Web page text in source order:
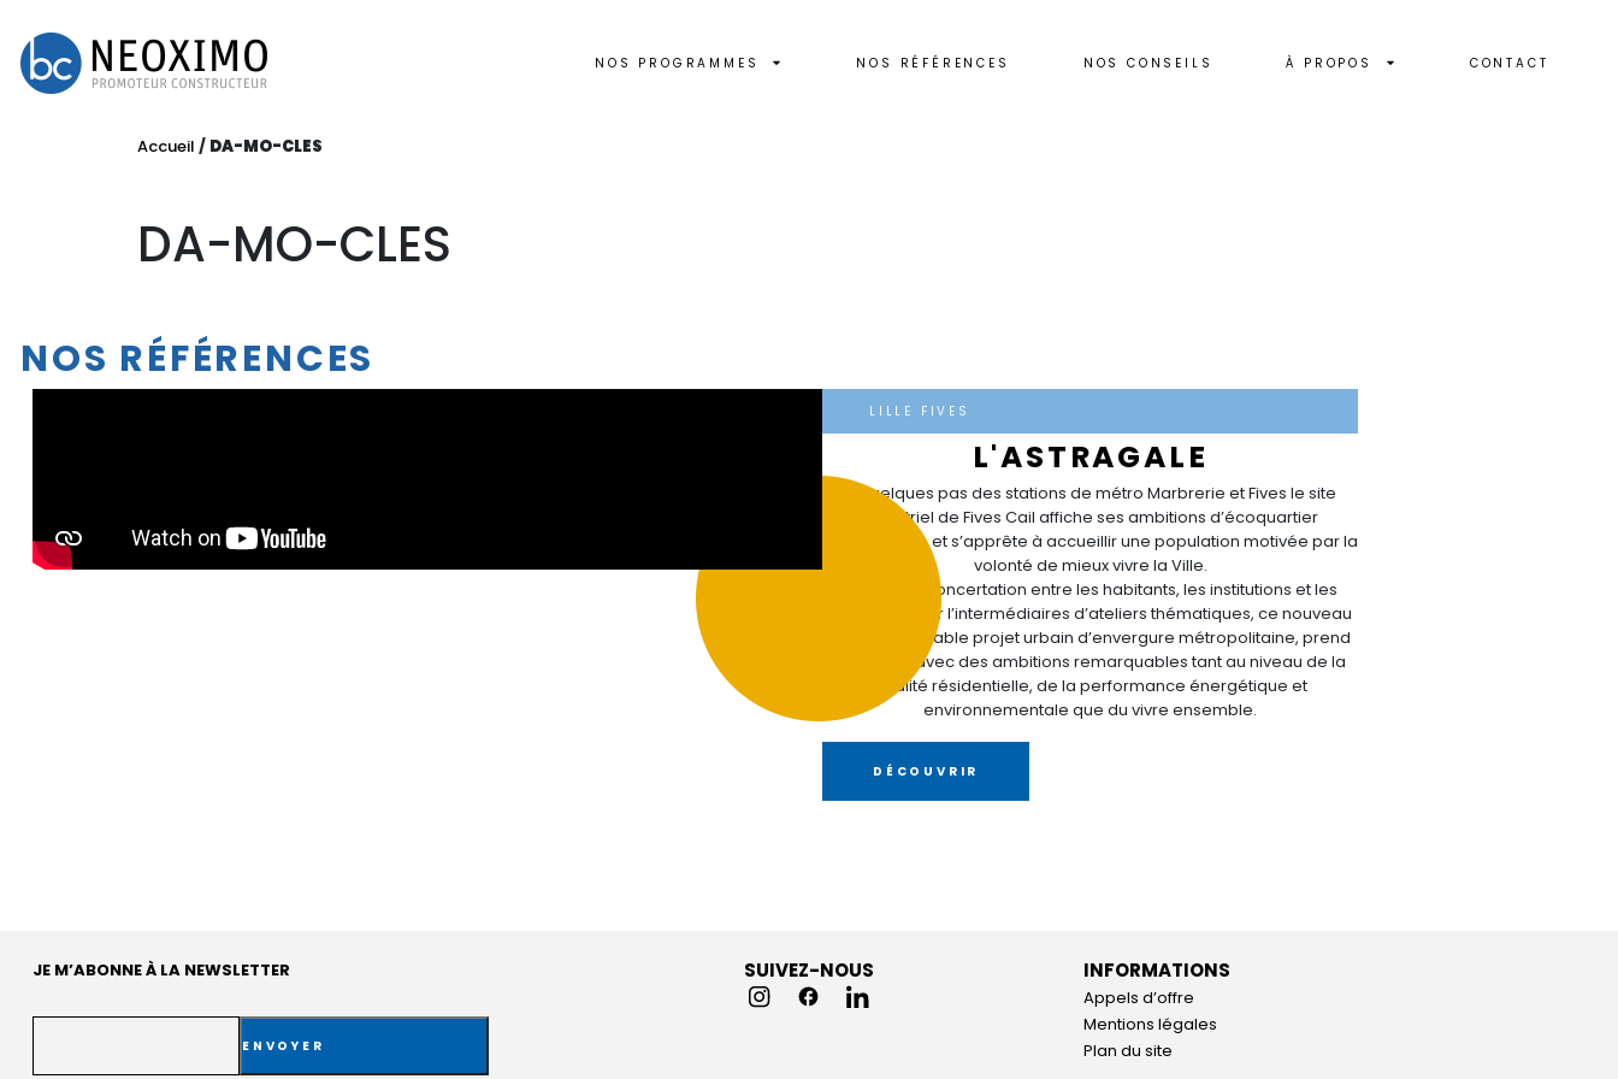
NOS PROGRAMMES NOS RÉFÉRENCES NOS CONSEILS À PROPOS CONTACT
Accueil / DA-MO-CLES
DA-MO-CLES
NOS RÉFÉRENCES
LILLE FIVES
L'ASTRAGALE
A quelques pas des stations de métro Marbrerie et Fives le site
industriel de Fives Cail affiche ses ambitions d’écoquartier
remarquable et s’apprête à accueillir une population motivée par la
volonté de mieux vivre la Ville.
Fruit d’une concertation entre les habitants, les institutions et les
urbanistes par l’intermédiaires d’ateliers thématiques, ce nouveau
quartier, véritable projet urbain d’envergure métropolitaine, prend
son essor avec des ambitions remarquables tant au niveau de la
qualité résidentielle, de la performance énergétique et
environnementale que du vivre ensemble.
DÉCOUVRIR
JE M’ABONNE À LA NEWSLETTER SUIVEZ-NOUS INFORMATIONS
Appels d’offre
Mentions légales
Plan du site